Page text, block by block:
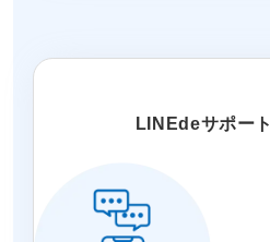
LINEdeサポート